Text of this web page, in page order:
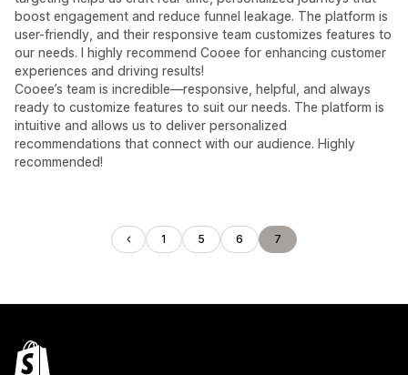
boost engagement and reduce funnel leakage. The platform is
user-friendly, and their responsive team customizes features to
our needs. I highly recommend Cooee for enhancing customer
experiences and driving results!
Cooee’s team is incredible—responsive, helpful, and always
ready to customize features to suit our needs. The platform is
intuitive and allows us to deliver personalized
recommendations that connect with our audience. Highly
recommended!
1 5 6 7